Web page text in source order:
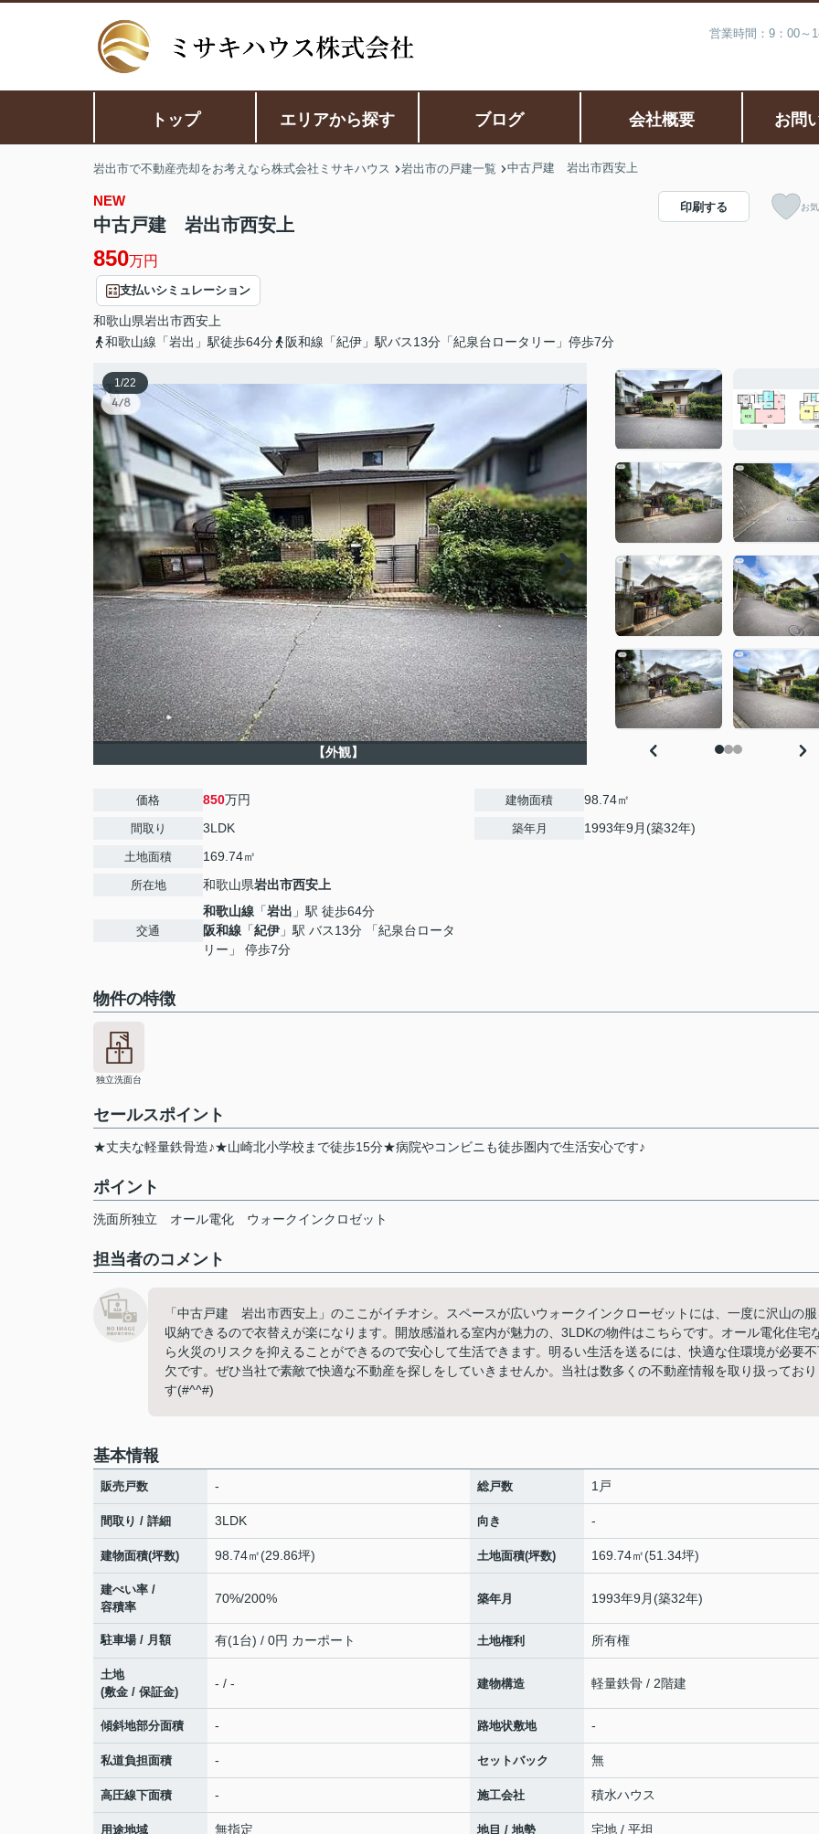
営業時間：9：00～
トップ エリアから探す ブログ 会社概要 お問
岩出市で不動産売却をお考えなら株式会社ミサキハウス 岩出市の戸建一覧 中古戸建 岩出市西安上
NEW
中古戸建 岩出市西安上
850万円
支払いシミュレーション
和歌山県岩出市西安上
和歌山線「岩出」駅徒歩64分
阪和線「紀伊」駅バス13分「紀泉台ロータリー」停歩7分
印刷する お
1/22
【外観】
価格 850万円
間取り 3LDK
土地面積 169.74㎡
所在地 和歌山県岩出市西安上
交通
和歌山線 「岩出 」駅 徒歩64分
阪和線 「紀伊 」駅 バス13分 「紀泉台ロータ
リー」 停歩7分
建物面積 98.74㎡
築年月 1993年9月(築32年)
物件の特徴
独立洗面台
セールスポイント
★丈夫な軽量鉄骨造♪★山崎北小学校まで徒歩15分★病院やコンビニも徒歩圏内で生活安心です♪
ポイント
洗面所独立 オール電化 ウォークインクロゼット
担当者のコメント
「中古戸建 岩出市西安上」のここがイチオシ。スペースが広いウォークインクローゼットには、一度に沢山の服
収納できるので衣替えが楽になります。開放感溢れる室内が魅力の、3LDKの物件はこちらです。オール電化住宅
ら火災のリスクを抑えることができるので安心して生活できます。明るい生活を送るには、快適な住環境が必要
欠です。ぜひ当社で素敵で快適な不動産を探しをしていきませんか。当社は数多くの不動産情報を取り扱っており
す(#^^#)
基本情報
販売戸数 - 総戸数 1戸
間取り / 詳細 3LDK 向き -
建物面積(坪数) 98.74㎡(29.86坪) 土地面積(坪数) 169.74㎡(51.34坪)
建ぺい率 /
容積率
70%/200% 築年月 1993年9月(築32年)
駐車場 / 月額 有(1台) / 0円 カーポート 土地権利 所有権
土地
(敷金 / 保証金)
- / - 建物構造 軽量鉄骨 / 2階建
傾斜地部分面積 - 路地状敷地 -
私道負担面積 - セットバック 無
高圧線下面積 - 施工会社 積水ハウス
用途地域 無指定 地目 / 地勢 宅地 / 平坦